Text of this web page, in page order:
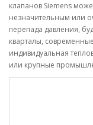
клапанов Siemens
незначительным или
перепада давления,
кварталы,
индивидуальная
или крупные